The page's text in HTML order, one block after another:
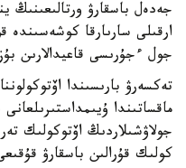
جەدەل باسقارۋ ورتالىعىنىڭ
ارقىلى سارىارقا كوشەسىندە
جول ءجۇرىسى قاعيدالارىن
تەكسەرۋ بارىسىندا
ماقساتىندا
جولاۋشىلاردىڭ اۆتوكولىك
كولىك قۇرالىن باسقارۋ